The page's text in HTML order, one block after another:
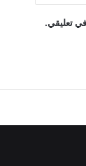
تعليقي.